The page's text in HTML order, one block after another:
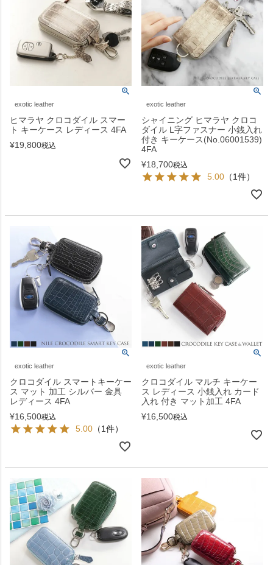
exotic leather
ヒマラヤ クロコダイル スマー
ト キーケース レディース 4FA
¥19,800税込
exotic leather
シャイニング ヒマラヤ クロコ
ダイル L字ファスナー 小銭入れ
付き キーケース(No.06001539)
4FA
¥18,700税込
5.00 （1件）
exotic leather
クロコダイル スマートキーケー
ス マット 加工 シルバー 金具
レディース 4FA
¥16,500税込
5.00 （1件）
exotic leather
クロコダイル マルチ キーケー
ス レディース 小銭入れ カード
入れ 付き マット加工 4FA
¥16,500税込